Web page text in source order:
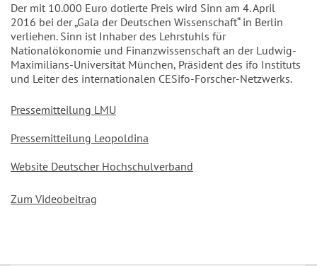
Der mit 10.000 Euro dotierte Preis wird Sinn am 4. April
2016 bei der „Gala der Deutschen Wissenschaft“ in Berlin
verliehen. Sinn ist Inhaber des Lehrstuhls für
Nationalökonomie und Finanzwissenschaft an der Ludwig-
Maximilians-Universität München, Präsident des ifo Instituts
und Leiter des internationalen CESifo-Forscher-Netzwerks.
Pressemitteilung LMU
Pressemitteilung Leopoldina
Website Deutscher Hochschulverband
Zum Videobeitrag